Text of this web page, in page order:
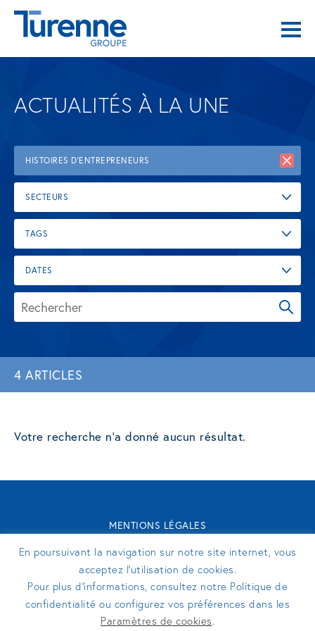
ACTUALITÉS À LA UNE
HISTOIRES D'ENTREPRENEURS
SECTEURS
TAGS
DATES
4 ARTICLES
Votre recherche n'a donné aucun résultat.
MENTIONS LÉGALES
TURENNE GROUPE 2026 - SITE RÉALISÉ PAR
SUIVEZ-NOUS
En poursuivant la navigation sur notre site internet, vous
acceptez l’utilisation de cookies.
Pour plus d’informations, consultez notre Politique de
confidentialité ou configurez vos préférences dans les
Paramètres de cookies.